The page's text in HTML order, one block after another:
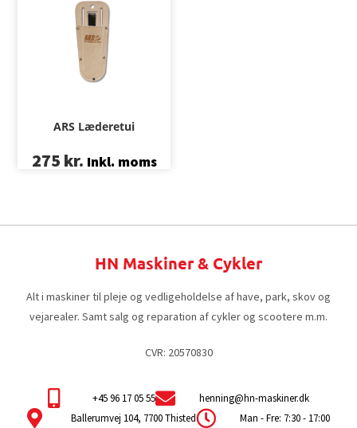
ARS Læderetui
275 kr. Inkl. moms
HN Maskiner & Cykler
Alt i maskiner til pleje og vedligeholdelse af have, park, skov og
vejarealer. Samt salg og reparation af cykler og scootere m.m.
CVR: 20570830
+45 96 17 05 55
henning@hn-maskiner.dk
Ballerumvej 104, 7700 Thisted
Man - Fre: 7:30 - 17:00